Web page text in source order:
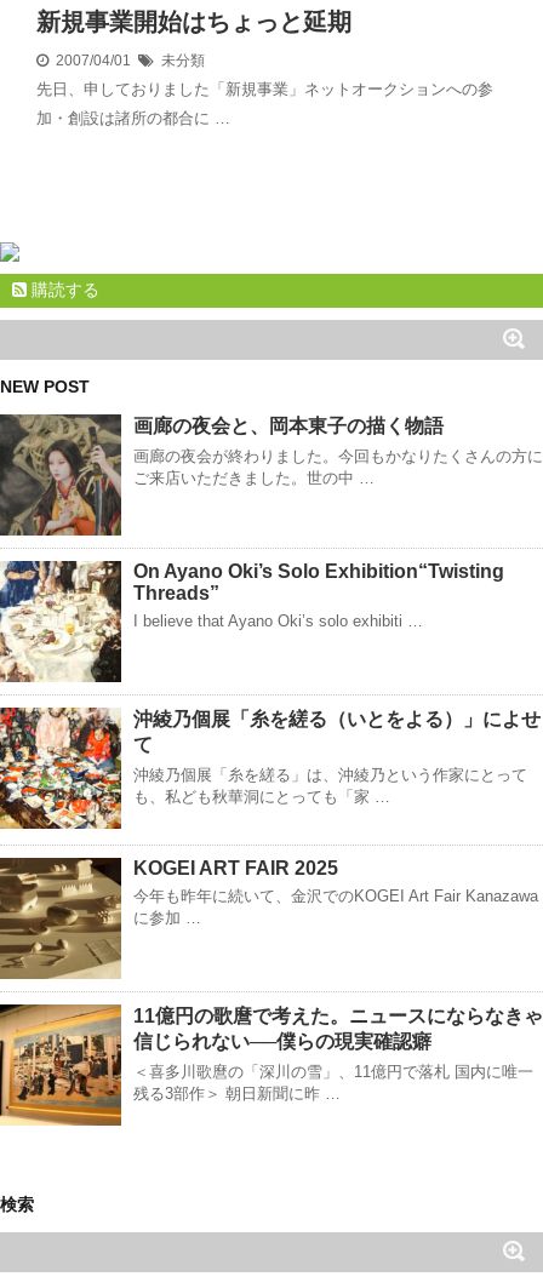
新規事業開始はちょっと延期
2007/04/01 未分類
先日、申しておりました「新規事業」ネットオークションへの参
加・創設は諸所の都合に …
購読する
NEW POST
画廊の夜会と、岡本東子の描く物語
画廊の夜会が終わりました。今回もかなりたくさんの方に
ご来店いただきました。世の中 …
On Ayano Oki’s Solo Exhibition“Twisting
Threads”
I believe that Ayano Oki’s solo exhibiti …
沖綾乃個展「糸を縒る（いとをよる）」によせ
て
沖綾乃個展「糸を縒る」は、沖綾乃という作家にとって
も、私ども秋華洞にとっても「家 …
KOGEI ART FAIR 2025
今年も昨年に続いて、金沢でのKOGEI Art Fair Kanazawa
に参加 …
11億円の歌麿で考えた。ニュースにならなきゃ
信じられない──僕らの現実確認癖
＜喜多川歌麿の「深川の雪」、11億円で落札 国内に唯一
残る3部作＞ 朝日新聞に昨 …
検索